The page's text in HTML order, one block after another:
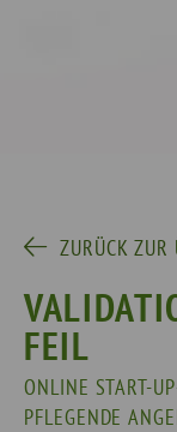
ZURÜCK ZUR
FEIL
ONLINE START-
PFLEGENDE